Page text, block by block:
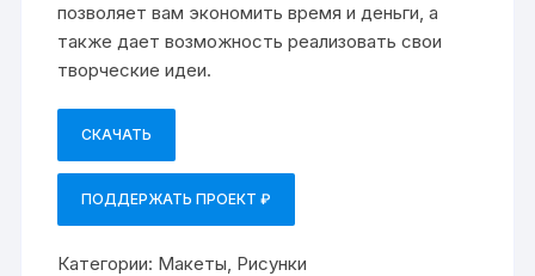
позволяет вам экономить время и деньги, а
также дает возможность реализовать свои
творческие идеи.
СКАЧАТЬ
ПОДДЕРЖАТЬ ПРОЕКТ ₽
Категории: Макеты Рисунки